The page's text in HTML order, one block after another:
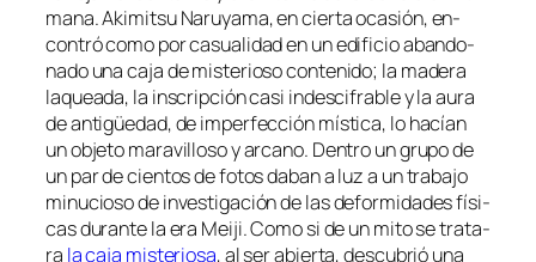
ma­na. Akimitsu Naruyama, en cier­ta oca­sión, en­
con­tró co­mo por ca­sua­li­dad en un edi­fi­cio aban­do­
na­do una ca­ja de mis­te­rio­so con­te­ni­do; la ma­de­ra
la­quea­da, la ins­crip­ción ca­si in­des­ci­fra­ble y la au­ra
de an­ti­güe­dad, de im­per­fec­ción mís­ti­ca, lo ha­cían
un ob­je­to ma­ra­vi­llo­so y ar­cano. Dentro un gru­po de
un par de cien­tos de fo­tos da­ban a luz a un tra­ba­jo
mi­nu­cio­so de in­ves­ti­ga­ción de las de­for­mi­da­des fí­si­
cas du­ran­te la era Meiji. Como si de un mi­to se tra­ta­
ra la ca­ja mis­te­rio­sa, al ser abier­ta, des­cu­brió una